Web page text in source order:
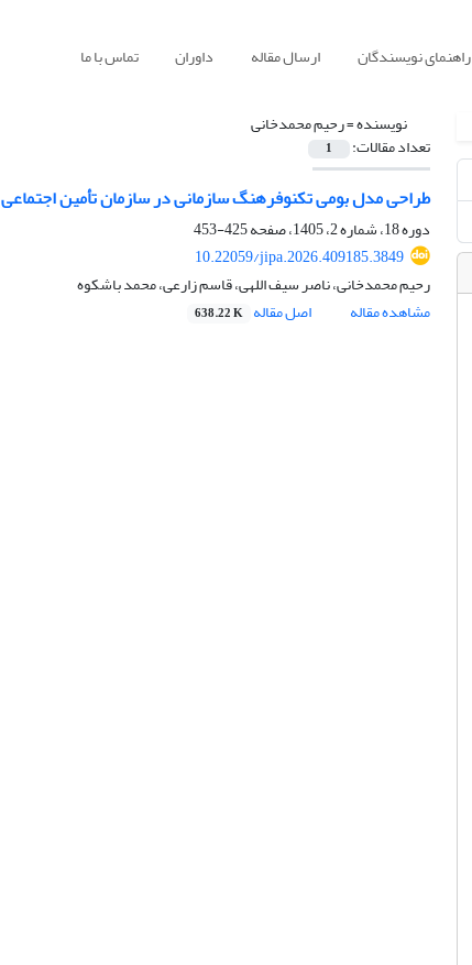
راهنمای نویسندگان ارسال مقاله داوران تماس با ما
نویسنده =رحیم محمدخانی
تعداد مقالات: 1
طراحی مدل بومی تکنوفرهنگ سازمانی در سازمان تأمین اجتماعی
دوره 18، شماره 2، 1405، صفحه
425-453
10.22059/jipa.2026.409185.3849
رحیم محمدخانی، ناصر سیف اللهی، قاسم زارعی، محمد باشکوه
مشاهده مقاله
اصل مقاله 638.22 K